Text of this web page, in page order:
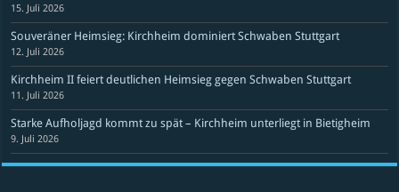
15. Juli 2026
Souveräner Heimsieg: Kirchheim dominiert Schwaben Stuttgart
12. Juli 2026
Kirchheim II feiert deutlichen Heimsieg gegen Schwaben Stuttgart
11. Juli 2026
Starke Aufholjagd kommt zu spät – Kirchheim unterliegt in Bietigheim
9. Juli 2026